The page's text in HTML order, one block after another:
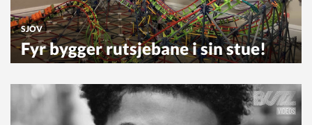
SJOV
Fyr bygger rutsjebane i sin stue!